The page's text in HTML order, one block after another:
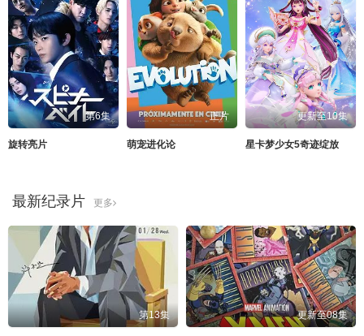
第6集
旋转亮片
正片
萌宠进化论
更新至10集
星卡梦少女5奇迹绽放
最新纪录片 更多
第13集 更新至08集